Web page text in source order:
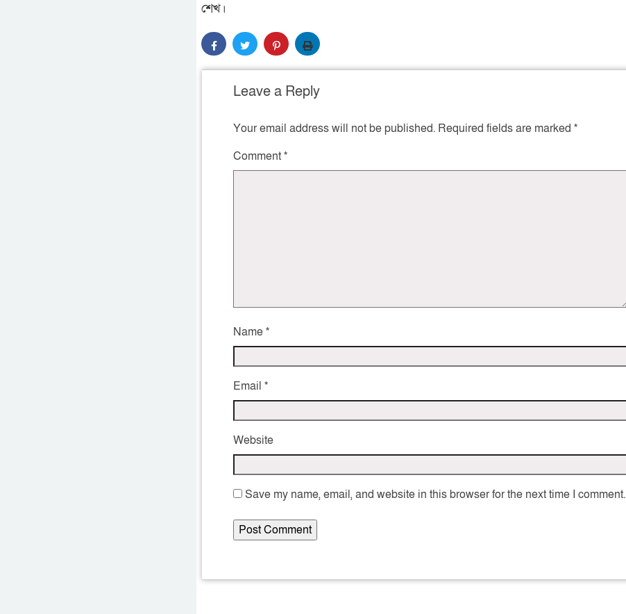
শেখ।
Leave a Reply
Your email address will not be published. Required fields are marked *
Comment*
Name*
Email *
Website
Save my name, email, and website in this browser for the next time I comment.